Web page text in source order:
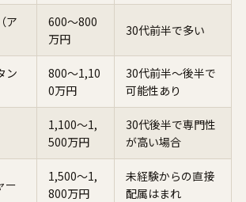
ア
600〜800
万円
30代前半で多い
ン
800〜1,10
0万円
30代前半〜後半で
可能性あり
1,100〜1,
500万円
30代後半で専門性
が高い場合
ー
1,500〜1,
800万円
未経験からの直接
配属はまれ